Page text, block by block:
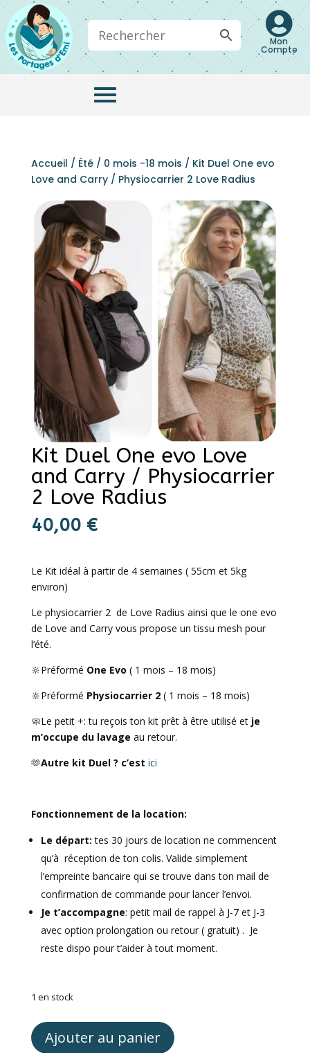

Mon
Compte
Accueil / Été/ 0 mois -18 mois / Kit Duel One evo
Love and Carry / Physiocarrier 2 Love Radius
Kit Duel One evo Love
and Carry / Physiocarrier
2 Love Radius
40,00 €
Le Kit idéal à partir de 4 semaines ( 55cm et 5kg
environ)
Le physiocarrier 2 de Love Radius ainsi que le one evo
de Love and Carry vous propose un tissu mesh pour
l’été.
🔆Préformé One Evo ( 1 mois – 18 mois)
🔆Préformé Physiocarrier 2( 1 mois – 18 mois)
🧼Le petit +: tu reçois ton kit prêt à être utilisé et je
m’occupe du lavage au retour.
🫶Autre kit Duel ? c’est ici
Fonctionnement de la location:
Le départ:tes 30 jours de location ne commencent
qu’à réception de ton colis. Valide simplement
l’empreinte bancaire qui se trouve dans ton mail de
confirmation de commande pour lancer l’envoi.
Je t’accompagne: petit mail de rappel à J-7 et J-3
avec option prolongation ou retour ( gratuit) . Je
reste dispo pour t’aider à tout moment.
1 en stock
quantité
de
Ajouter au panier